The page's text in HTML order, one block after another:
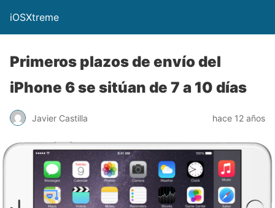
iOSXtreme
Primeros plazos de envío del
iPhone 6 se sitúan de 7 a 10 días
Javier Castilla hace 12 años